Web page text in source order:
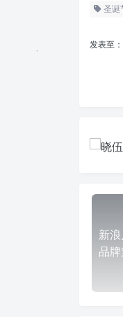
圣诞
发表至：
新
品